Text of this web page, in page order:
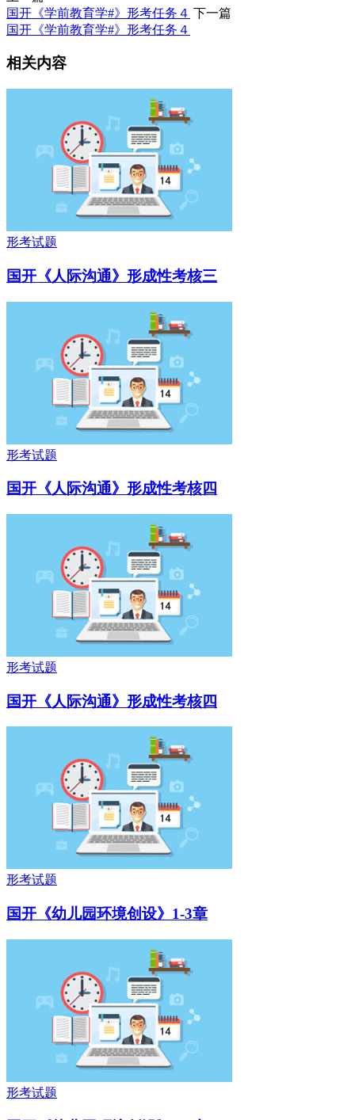
国开《学前教育学#》形考任务４ 下一篇
国开《学前教育学#》形考任务４
相关内容
形考试题
国开《人际沟通》形成性考核三
形考试题
国开《人际沟通》形成性考核四
形考试题
国开《人际沟通》形成性考核四
形考试题
国开《幼儿园环境创设》1-3章
形考试题